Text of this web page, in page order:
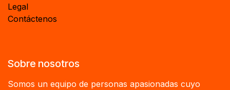
Legal
Contáctenos
Sobre nosotros
Somos un equipo de personas apasionadas cuyo